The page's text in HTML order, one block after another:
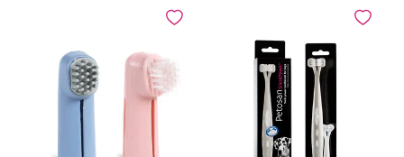
Dodaj do ulubionych Dodaj